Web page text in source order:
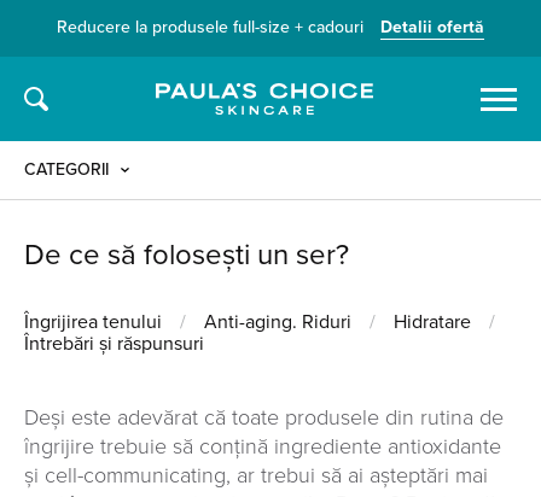
Reducere la produsele full-size + cadouri Detalii ofertă
Caută
CATEGORII
De ce să folosești un ser?
Îngrijirea tenului / Anti-aging. Riduri / Hidratare
/
Întrebări și răspunsuri
Deși este adevărat că toate produsele din rutina de
îngrijire trebuie să conțină ingrediente antioxidante
și cell-communicating, ar trebui să ai așteptări mai